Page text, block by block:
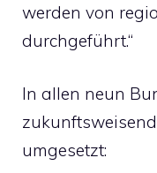
werden von
durchgeführt.“
In allen neun
umgesetzt: